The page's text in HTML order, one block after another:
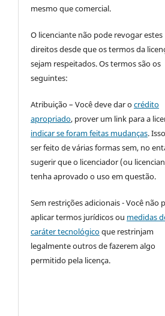
mesmo que comercial.
O licenciante não pode revogar estes
direitos desde que os termos da
sejam respeitados. Os termos são os
seguintes:
Atribuição – Você deve dar ocrédito
apropriado, prover um link para a
indicar se foram feitas mudanças.
ser feito de várias formas sem, no
sugerir que o licenciador (ou
tenha aprovado o uso em questão.
Sem restrições adicionais - Você não
aplicar termos jurídicos ou medidas
caráter tecnológicoque restrinjam
legalmente outros de fazerem algo
permitido pela licença.